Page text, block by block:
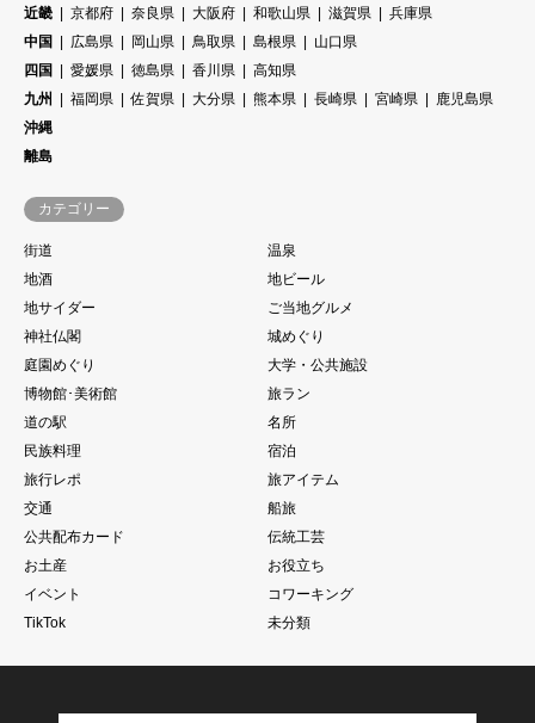
近畿
京都府 奈良県 大阪府 和歌山県 滋賀県
兵庫県
中国
広島県 岡山県 鳥取県 島根県
山口県
四国
愛媛県 徳島県 香川県
高知県
九州
福岡県 佐賀県 大分県 熊本県 長崎県 宮崎県
鹿児島県
沖縄
離島
カテゴリー
街道
温泉
地酒
地ビール
地サイダー
ご当地グルメ
神社仏閣
城めぐり
庭園めぐり
大学・公共施設
博物館･美術館
旅ラン
道の駅
名所
民族料理
宿泊
旅行レポ
旅アイテム
交通
船旅
公共配布カード
伝統工芸
お土産
お役立ち
イベント
コワーキング
TikTok
未分類